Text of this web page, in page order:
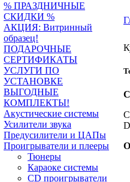
% ПРАЗДНИЧНЫЕ
СКИДКИ %
АКЦИЯ: Витринный
образец!
ПОДАРОЧНЫЕ
СЕРТИФИКАТЫ
УСЛУГИ ПО
УСТАНОВКЕ
ВЫГОДНЫЕ
КОМПЛЕКТЫ!
Акустические системы
Усилители звука
Предусилители и ЦАПы
Проигрыватели и плееры
Тюнеры
Караоке системы
CD проигрыватели